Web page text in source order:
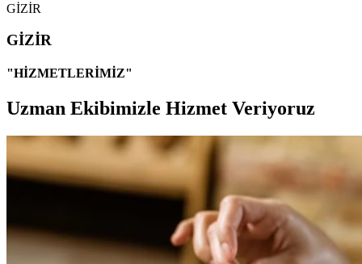
GİZİR
GİZİR
"HİZMETLERİMİZ"
Uzman Ekibimizle Hizmet Veriyoruz